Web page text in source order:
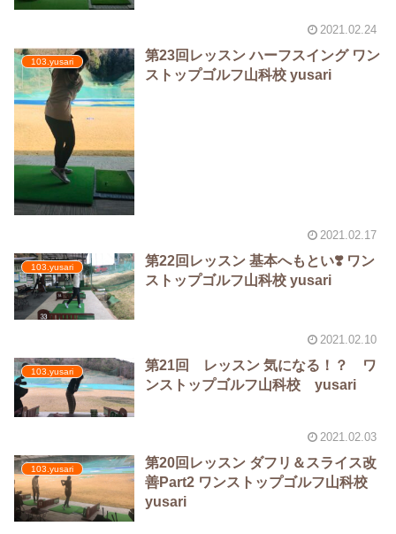
2021.02.24
103.yusari
第23回レッスン ハーフスイング ワン
ストップゴルフ山科校 yusari
2021.02.17
103.yusari
第22回レッスン 基本へもとい❣️ ワン
ストップゴルフ山科校 yusari
2021.02.10
103.yusari
第21回 レッスン 気になる！？️ ワ
ンストップゴルフ山科校 yusari
2021.02.03
103.yusari
第20回レッスン ダフリ＆スライス改
善Part2 ワンストップゴルフ山科校
yusari